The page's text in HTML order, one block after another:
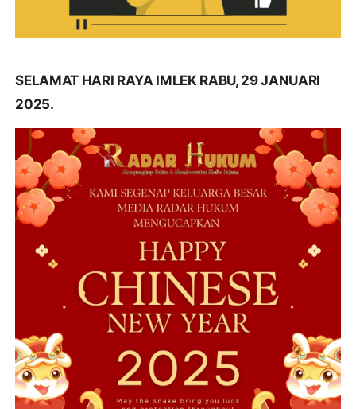
SELAMAT HARI RAYA IMLEK RABU, 29 JANUARI
2025.